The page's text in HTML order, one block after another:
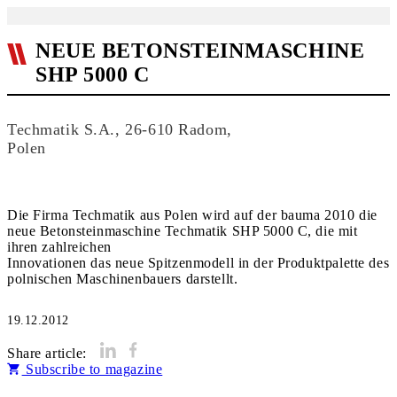
NEUE BETONSTEINMASCHINE
SHP 5000 C
Techmatik S.A., 26-610 Radom,
Polen
Die Firma Techmatik aus Polen wird auf der bauma 2010 die
neue Betonsteinmaschine Techmatik SHP 5000 C, die mit
ihren zahlreichen
Innovationen das neue Spitzenmodell in der Produktpalette des
polnischen Maschinenbauers darstellt.
19.12.2012
Share article:
Subscribe to magazine